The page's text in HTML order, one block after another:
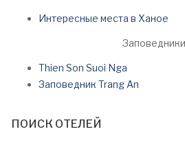
Интересные места в Ханое
Заповедники
Thien Son Suoi Nga
Заповедник Trang An
ПОИСК ОТЕЛЕЙ